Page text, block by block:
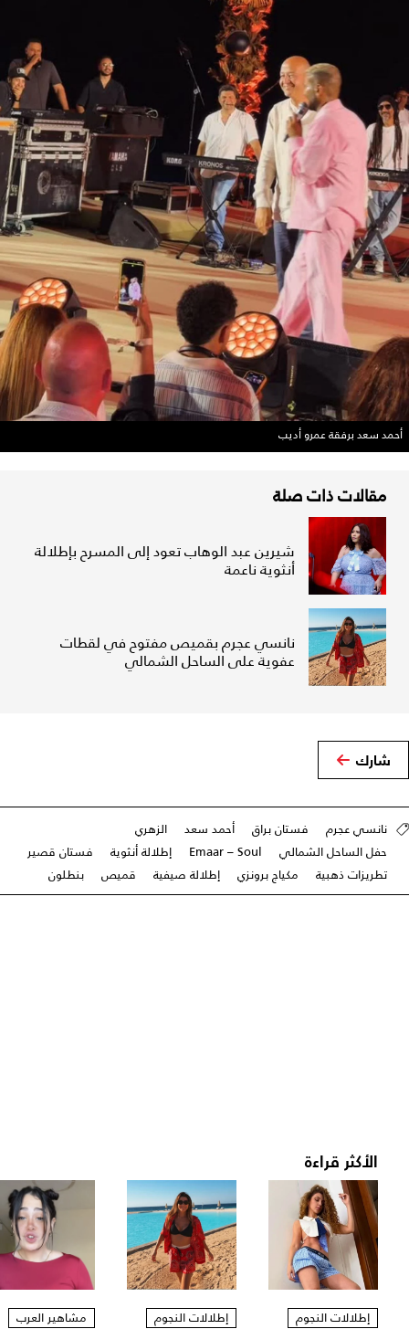
أحمد سعد برفقة عمرو أديب
مقالات ذات صلة
شيرين عبد الوهاب تعود إلى المسرح بإطلالة
أنثوية ناعمة
نانسي عجرم بقميص مفتوح في لقطات
عفوية على الساحل الشمالي
شارك
نانسي عجرم فستان براق أحمد سعد
الزهري
حفل الساحل الشمالي
Emaar – Soul إطلالة أنثوية
فستان قصير
تطريزات ذهبية
مكياج برونزي إطلالة صيفية قميص بنطلون
الأكثر قراءة
إطلالات النجوم إطلالات النجوم مشاهير العرب